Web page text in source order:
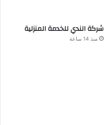
شركة الندي للخدمة المنزلية
منذ 14 ساعة